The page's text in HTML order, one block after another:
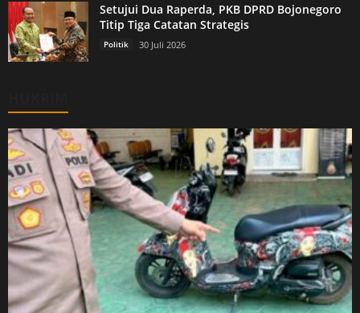
Setujui Dua Raperda, PKB DPRD Bojonegoro
Titip Tiga Catatan Strategis
Politik 30 Juli 2026